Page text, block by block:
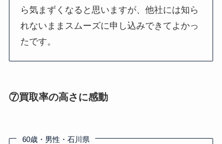
ら気まずくなると思いますが、他社には知ら
れないままスムーズに申し込みできてよかっ
たです。
⑦買取率の高さに感動
60歳・男性・石川県